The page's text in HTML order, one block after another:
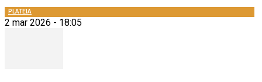
PLATEIA
2 mar 2026 - 18:05